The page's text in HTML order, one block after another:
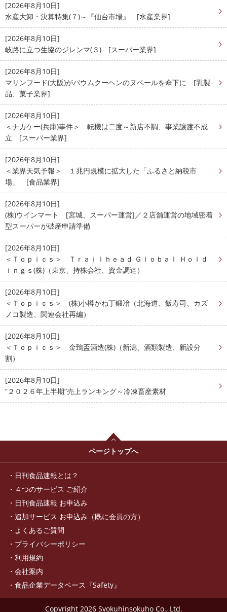
[2026年8月10日]
水産大卸・決算特集(７)～『仙台市場』 [水産業界]
[2026年8月10日]
岐路に立つ生協のジレンマ(３) [スーパー業界]
[2026年8月10日]
マリンフード(大阪)がバウムクーヘンのヌベールを傘下に [乳製
品、菓子業界]
[2026年8月10日]
＜ナカケー(兵庫)事件＞ 転機は二度～新店不調、事業譲渡不成
立 [スーパー業界]
[2026年8月10日]
＜業界天気予報＞ １兆円規模に拡大した「ふるさと納税市
場」 [食品業界]
[2026年8月10日]
(株)ウインマート [宮城、スーパー運営]／２店舗運営の地域密着
型スーパーが破産申請準備
[2026年8月10日]
＜Ｔｏｐｉｃｓ＞ Ｔｒａｉｌｈｅａｄ Ｇｌｏｂａｌ Ｈｏｌｄ
ｉｎｇｓ(株)（東京、持株会社、資金調達）
[2026年8月10日]
＜Ｔｏｐｉｃｓ＞ (株)小樽かね丁鍛冶（北海道、飯寿司、カズ
ノコ製造、関連会社再編）
[2026年8月10日]
＜Ｔｏｐｉｃｓ＞ 金鵄盃酒造(株)（新潟、酒類製造、新設分
割）
[2026年8月10日]
“２０２６年上半期”売上ランキング～冷凍畜産素材
ページトップへ
日刊食品速報とは？
４つのサービス ご紹介
日刊食品速報 お申込み
追加サービス お申込み（既に会員の方）
よくあるご質問
プライバシーポリシー
利用規約
会社案内
食品企業データベース『Safety』
Copyright 2026 Syokuhinsokuho Co., Ltd.